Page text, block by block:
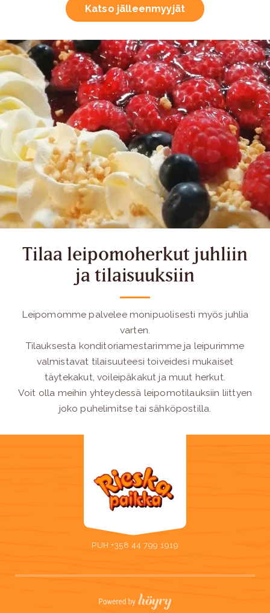
Katso jälleenmyyjät
Tilaa leipomoherkut juhliin
ja tilaisuuksiin
Leipomomme palvelee monipuolisesti myös juhlia
varten.
Tilauksesta konditoriamestarimme ja leipurimme
valmistavat tilaisuuteesi toiveidesi mukaiset
täytekakut, voileipäkakut ja muut herkut.
Voit olla meihin yhteydessä leipomotilauksiin liittyen
joko puhelimitse tai sähköpostilla.
PUH +358 44 799 1919